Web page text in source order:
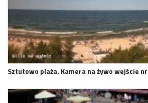
Sztutowo plaża. Kamera na żywo wejście